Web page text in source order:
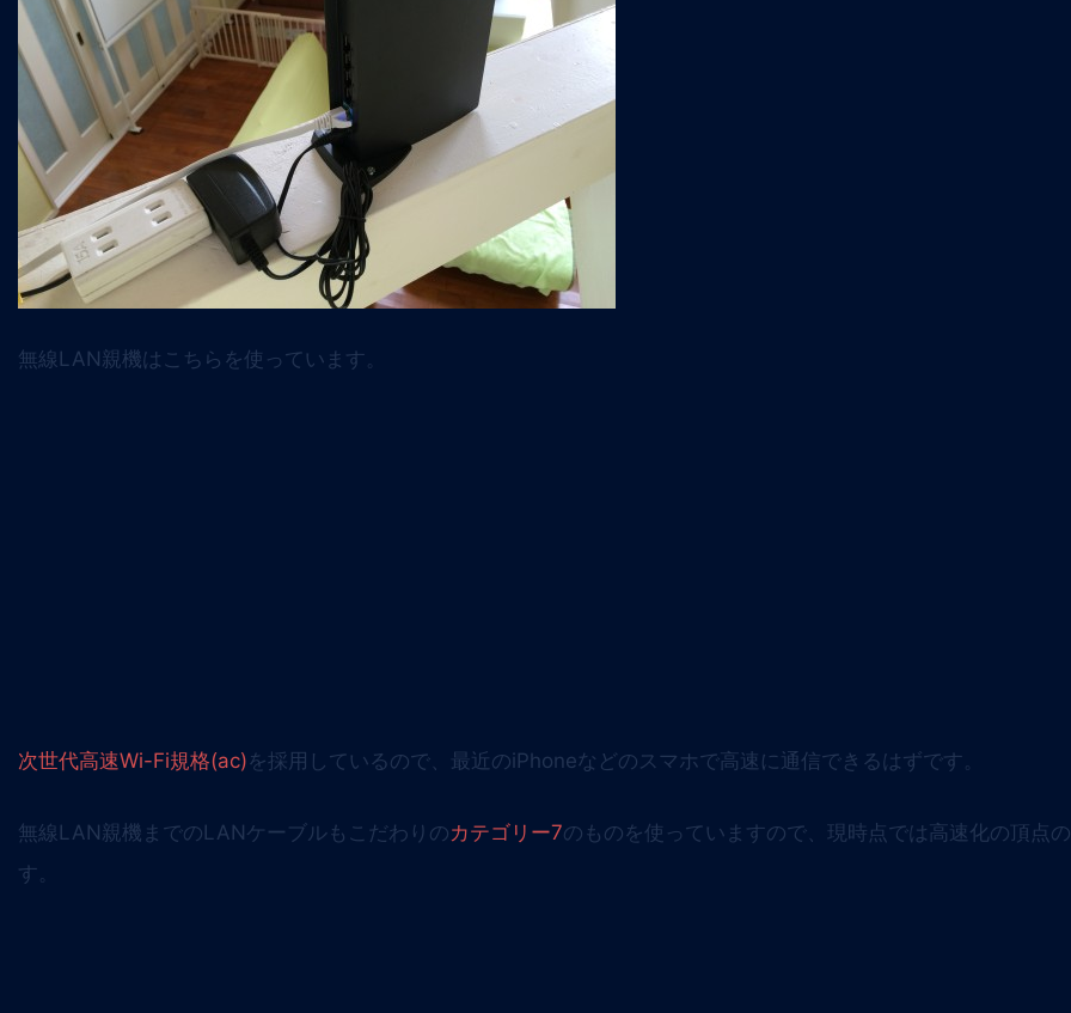
無線LAN親機はこちらを使っています。
次世代高速Wi-Fi規格(ac)を採用しているので、最近のiPhoneなどのスマホで高速に通信できるはずです。
無線LAN親機までのLANケーブルもこだわりのカテゴリー7のものを使っていますので、現時点では高速化の頂点
す。